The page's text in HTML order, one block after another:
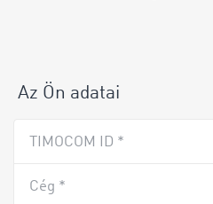
Az Ön adatai
TIMOCOM ID *
Cég *